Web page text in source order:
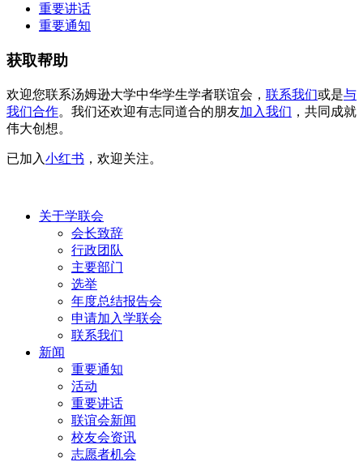
重要讲话
重要通知
获取帮助
欢迎您联系汤姆逊大学中华学生学者联谊会， 联系我们或是与
我们合作。我们还欢迎有志同道合的朋友加入我们 ，共同成就
伟大创想。
已加入小红书 ，欢迎关注。
关于学联会
会长致辞
行政团队
主要部门
选举
年度总结报告会
申请加入学联会
联系我们
新闻
重要通知
活动
重要讲话
联谊会新闻
校友会资讯
志愿者机会